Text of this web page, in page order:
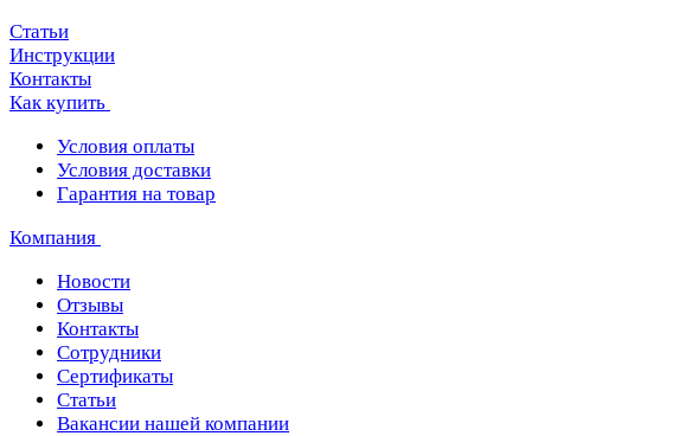
Статьи
Инструкции
Контакты
Как купить
Условия оплаты
Условия доставки
Гарантия на товар
Компания
Новости
Отзывы
Контакты
Сотрудники
Сертификаты
Статьи
Вакансии нашей компании